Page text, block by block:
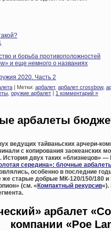
и борьба противоположностей
и еще немного о названиях
2020. Часть 2
| Метки: арбалет, арбалет crossbow,
оружие арбалет | 1 комментарий »
арбалеты
ведущих тайваньских арчери-
с копирования заокеанских
двух таких «близнецов»
середина»: блочные
особенно в последние
старые добрые МК-120/150/180 и
(см. «Компактный рекурсив«).
арбалет
компании «Poe